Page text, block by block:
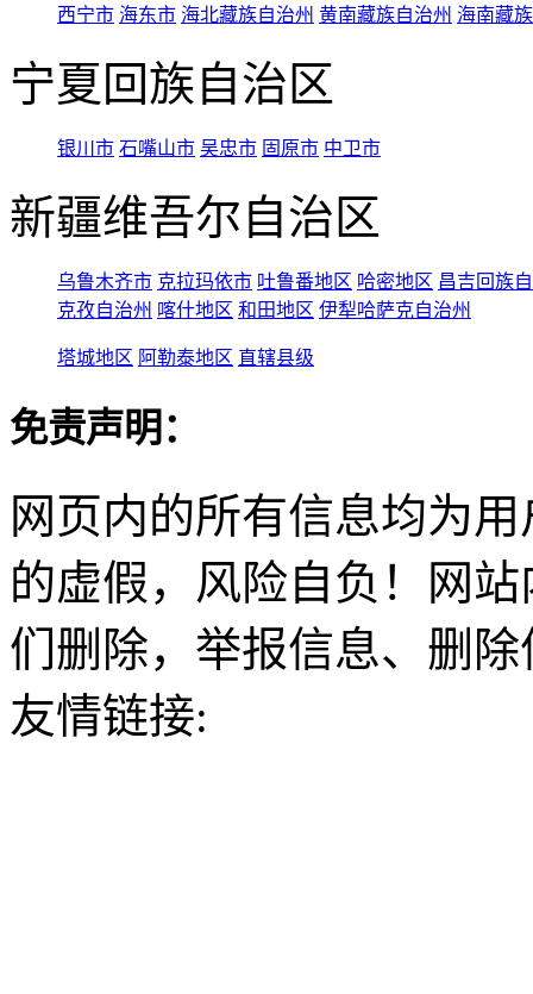
西宁市 海东市 海北藏族自治州 黄南藏族自治州 海南藏
宁夏回族自治区
银川市 石嘴山市 吴忠市 固原市 中卫市
新疆维吾尔自治区
乌鲁木齐市 克拉玛依市 吐鲁番地区 哈密地区 昌吉回族
克孜自治州 喀什地区 和田地区 伊犁哈萨克自治州
塔城地区 阿勒泰地区 直辖县级
免责声明：
网页内的所有信息均为
的虚假，风险自负！网
们删除，举报信息、删
友情链接: